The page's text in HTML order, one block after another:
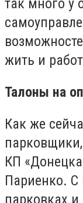
так много у
жить и
Талоны на
Как же
КП
Париенко. С
парковках и